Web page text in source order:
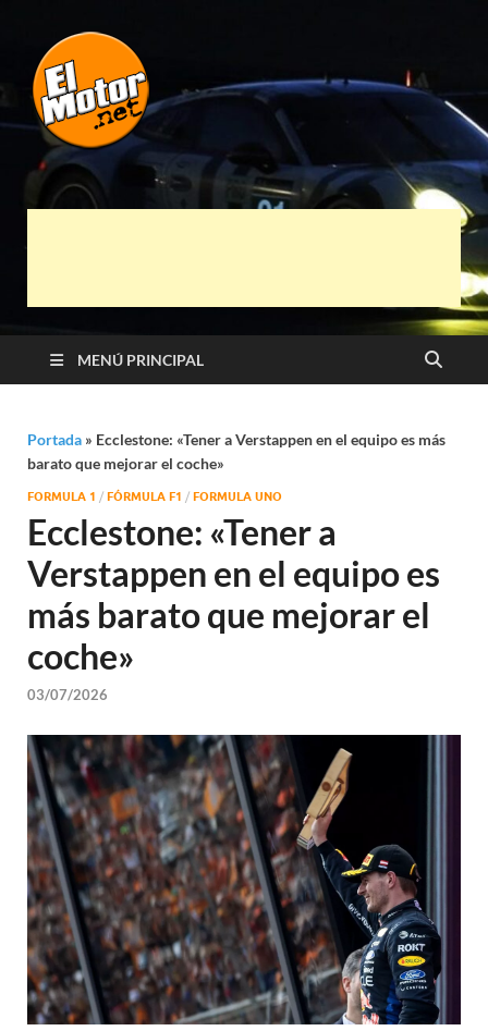
El Motor punto
Net
Automóviles
MENÚ PRINCIPAL
Portada » Ecclestone: «Tener a Verstappen en el equipo es más
barato que mejorar el coche»
FORMULA 1 / FÓRMULA F1 / FORMULA UNO
Ecclestone: «Tener a
Verstappen en el equipo es
más barato que mejorar el
coche»
03/07/2026